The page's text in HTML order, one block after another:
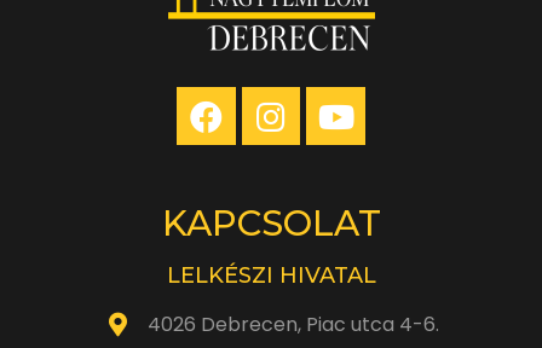
KAPCSOLAT
LELKÉSZI HIVATAL
4026 Debrecen, Piac utca 4-6.